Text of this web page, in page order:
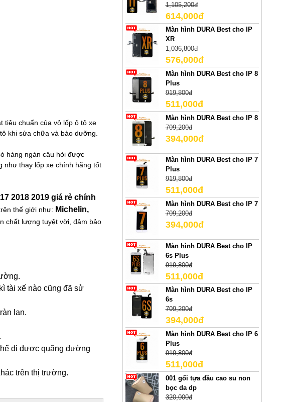
tiêu chuẩn của vỏ lốp ô tô xe
khi sửa chữa và bảo dưỡng.
hàng ngàn câu hỏi được
như thay lốp xe chính hãng tốt
2018 2019 giá rẻ chính
thế giới như: Michelin,
chất lượng tuyệt vời, đảm bảo
tài xế nào cũng đã sử
lan.
đi được quãng đường
trên thị trường.
1,105,200đ
614,000đ
Màn hình DURA Best cho IP
XR
1,036,800đ
576,000đ
Màn hình DURA Best cho IP 8
Plus
919,800đ
511,000đ
Màn hình DURA Best cho IP 8
709,200đ
394,000đ
Màn hình DURA Best cho IP 7
Plus
919,800đ
511,000đ
Màn hình DURA Best cho IP 7
709,200đ
394,000đ
Màn hình DURA Best cho IP
6s Plus
919,800đ
511,000đ
Màn hình DURA Best cho IP
6s
709,200đ
394,000đ
Màn hình DURA Best cho IP 6
Plus
919,800đ
511,000đ
001 gối tựa đầu cao su non
bọc da dp
320,000đ